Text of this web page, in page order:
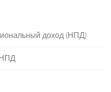
доход (НПД)
НПД